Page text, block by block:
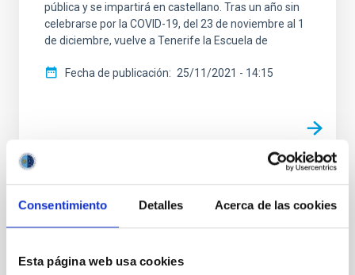
Consentimiento Detalles Acerca de las cookies
Esta página web usa cookies
pública y se impartirá en castellano. Tras un año sin
celebrarse por la COVID-19, del 23 de noviembre al 1
de diciembre, vuelve a Tenerife la Escuela de
Fecha de publicación 25/11/2021 - 14:15
NOTA DE PRENSA
ÁMBITO
SEVERO OCHOA